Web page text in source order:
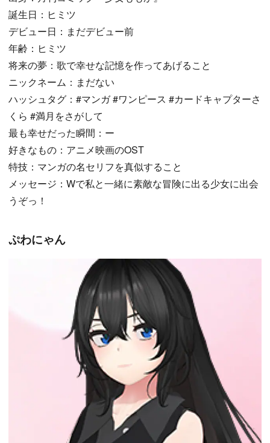
誕生日：ヒミツ
デビュー日：まだデビュー前
年齢：ヒミツ
将来の夢：歌で幸せな記憶を作ってあげること
ニックネーム：まだない
ハッシュタグ：#マンガ #ワンピース #カードキャプターさ
くら #満月をさがして
最も幸せだった瞬間：ー
好きなもの：アニメ映画のOST
特技：マンガの名セリフを真似すること
メッセージ：Wで私と一緒に素敵な冒険に出る少女に出会
うぞっ！
ぷわにゃん